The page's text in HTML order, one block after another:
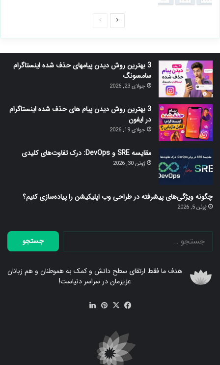
صفحه
صفحه
3 بهترین روش دیدن پیامهای حذف شده اینستاگرام
سامسونگ
جولای 23, 2026
3 بهترین روش دیدن پیام های حذف شده اینستاگرام
در ایفون
جولای 19, 2026
مقایسه SRE و DevOps: درک تفاوت‌های کلیدی
ژوئن 30, 2026
چگونه ویژگی‌های پیشرفته در طراحی وب اپلیکیشن را پیاده‌سازی کنیم؟
ژوئن 5, 2026
جستجو
برای:
هدف ما فقط ارتقای سطح دانش و کمک به هموطنان و هم زبانان
عزیزمان در سراسر دنیاست!
فیسX ‫پین‌ترست